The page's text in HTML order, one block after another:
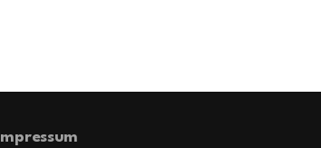
Impressum